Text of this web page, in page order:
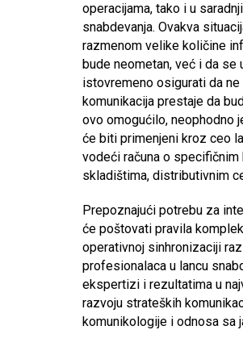
operacijama, tako i u
snabdevanja. Ovakva
razmenom velike količine
bude neometan, već i da se
istovremeno osigurati da
komunikacija prestaje da
ovo omogućilo, neophodno
će biti primenjeni kroz ceo
vodeći računa o
skladištima, distributivnim
Prepoznajući potrebu za
će poštovati pravila
operativnoj sinhronizaciji
profesionalaca u lancu
ekspertizi i rezultatima u
razvoju strateških
komunikologije i odnosa sa